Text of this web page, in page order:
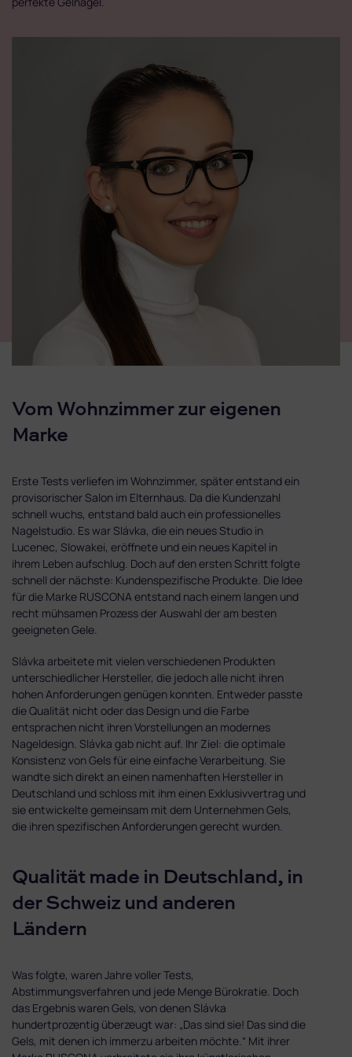
Vom Wohnzimmer zur eigenen
Marke
Erste Tests verliefen im Wohnzimmer, später entstand ein
provisorischer Salon im Elternhaus. Da die Kundenzahl
schnell wuchs, entstand bald auch ein professionelles
Nagelstudio. Es war Slávka, die ein neues Studio in
Lucenec, Slowakei, eröffnete und ein neues Kapitel in
ihrem Leben aufschlug. Doch auf den ersten Schritt folgte
schnell der nächste: Kundenspezifische Produkte. Die Idee
für die Marke RUSCONA entstand nach einem langen und
recht mühsamen Prozess der Auswahl der am besten
geeigneten Gele.
Slávka arbeitete mit vielen verschiedenen Produkten
unterschiedlicher Hersteller, die jedoch alle nicht ihren
hohen Anforderungen genügen konnten. Entweder passte
die Qualität nicht oder das Design und die Farbe
entsprachen nicht ihren Vorstellungen an modernes
Nageldesign. Slávka gab nicht auf. Ihr Ziel: die optimale
Konsistenz von Gels für eine einfache Verarbeitung. Sie
wandte sich direkt an einen namenhaften Hersteller in
Deutschland und schloss mit ihm einen Exklusivvertrag und
sie entwickelte gemeinsam mit dem Unternehmen Gels,
die ihren spezifischen Anforderungen gerecht wurden.
Qualität made in Deutschland, in
der Schweiz und anderen
Ländern
Was folgte, waren Jahre voller Tests,
Abstimmungsverfahren und jede Menge Bürokratie. Doch
das Ergebnis waren Gels, von denen Slávka
hundertprozentig überzeugt war: „Das sind sie! Das sind die
Gels, mit denen ich immerzu arbeiten möchte.“ Mit ihrer